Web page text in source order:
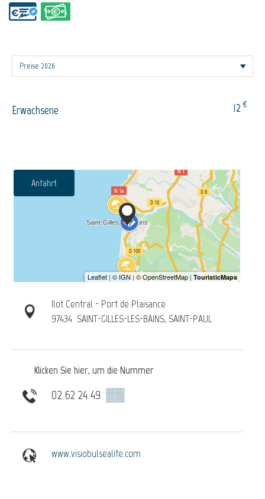
Erwachsene 12 €
Anfahrt
Ilot Central - Port de Plaisance
97434 SAINT-GILLES-LES-BAINS, SAINT-PAUL
Klicken Sie hier, um die Nummer
02 62 24 49 ▒▒
www.visiobulsealife.com